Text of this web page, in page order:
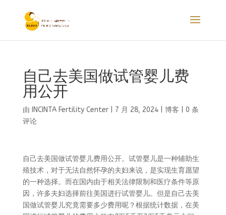
自己去美国做试管婴儿费
用公开
由 INCINTA Fertility Center| 7 月 28, 2024| 博客
0 条
评论
自己去美国做试管婴儿费用公开。试管婴儿是一种辅助生
殖技术，对于无法自然怀孕的夫妇来说，是实现生育愿望
的一种选择。而在国内由于相关法律限制和医疗条件等原
因，许多夫妇选择前往美国进行试管婴儿。但是自己去美
国做试管婴儿究竟需要多少费用呢？根据统计数据，在美